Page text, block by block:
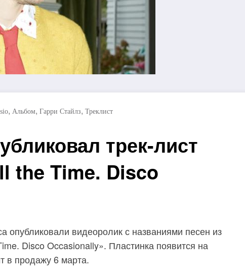
, Альбом, Гарри Стайлз, Треклист
трек-лист
the Time. Disco
опубликовали видеоролик с названиями песен из
Disco Occasionally». Пластинка появится на
в продажу 6 марта.